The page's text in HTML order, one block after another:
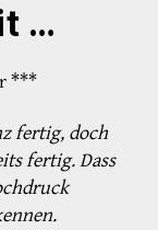
…
***
fertig, doch
fertig. Dass